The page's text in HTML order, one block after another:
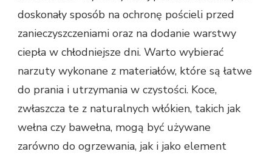
doskonały sposób na ochronę pościeli przed
zanieczyszczeniami oraz na dodanie warstwy
ciepła w chłodniejsze dni. Warto wybierać
narzuty wykonane z materiałów, które są łatwe
do prania i utrzymania w czystości. Koce,
zwłaszcza te z naturalnych włókien, takich jak
wełna czy bawełna, mogą być używane
zarówno do ogrzewania, jak i jako element